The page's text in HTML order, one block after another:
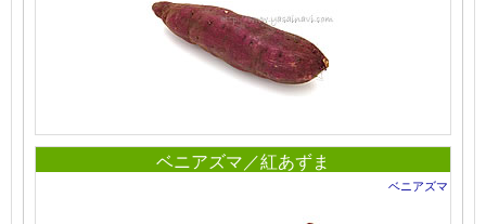
ベニアズマ／紅あずま
ベニアズマ